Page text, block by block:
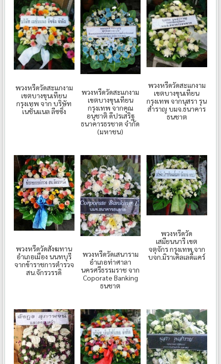
พวงหรีดวัดสะแกงาม
เขตบางขุนเทียน
กรุงเทพ จาก บริษัท
เนชั่นแนล ลีซซิ่ง
พวงหรีดวัดสะแกงาม
เขตบางขุนเทียน
กรุงเทพ จากคุณ
อนุชาติ ดีปรเสริฐ
ธนาคารธรชาต จำกัด
(มหาชน)
พวงหรีดวัดสะแกงาม
เขตบางขุนเทียน
กรุงเทพ จากนุสรา รุน
สำราญ บมจ.ธนาคาร
ธนชาต
พวงหรีดวัดสังฆทาน
อำเภอเมือง นนทบุรี
จากข้าราชการตำรวจ
สน.จักรวรรดิ
พวงหรีดวัดเสนาราม
อำเภอท่าศาลา
นครศรีธรรมราช จาก
Coporate Banking
ธนชาต
พวงหรีดวัด
เสมียนนารี เขต
จตุจักร กรุงเทพ จาก
บจก.มิราเคิลเลดี้แคร์